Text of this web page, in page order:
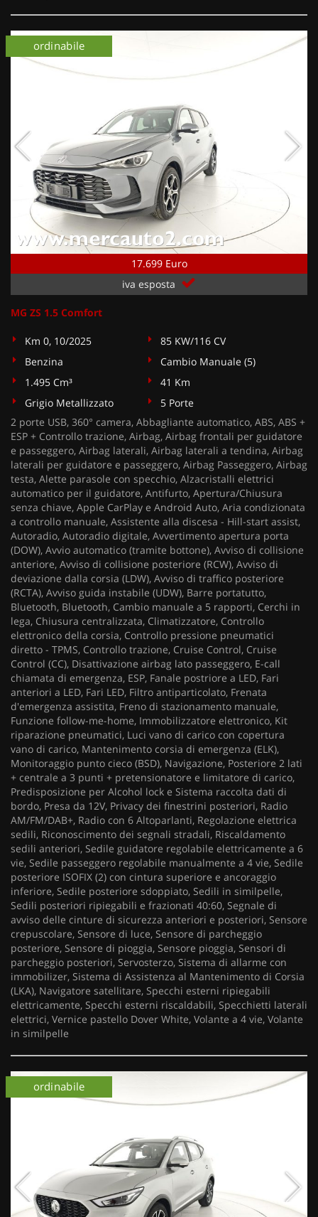
17.699 Euro
iva esposta
km 0 km 0
MG ZS 1.5 Comfort
Km 0, 10/2025
85 KW/116 CV
Benzina
Cambio Manuale (5)
1.495 Cm³
41 Km
Grigio Metallizzato
5 Porte
2 porte USB, 360° camera, Abbagliante automatico, ABS, ABS +
ESP + Controllo trazione, Airbag, Airbag frontali per guidatore
e passeggero, Airbag laterali, Airbag laterali a tendina, Airbag
laterali per guidatore e passeggero, Airbag Passeggero, Airbag
testa, Alette parasole con specchio, Alzacristalli elettrici
automatico per il guidatore, Antifurto, Apertura/Chiusura
senza chiave, Apple CarPlay e Android Auto, Aria condizionata
a controllo manuale, Assistente alla discesa - Hill-start assist,
Autoradio, Autoradio digitale, Avvertimento apertura porta
(DOW), Avvio automatico (tramite bottone), Avviso di collisione
anteriore, Avviso di collisione posteriore (RCW), Avviso di
deviazione dalla corsia (LDW), Avviso di traffico posteriore
(RCTA), Avviso guida instabile (UDW), Barre portatutto,
Bluetooth, Bluetooth, Cambio manuale a 5 rapporti, Cerchi in
lega, Chiusura centralizzata, Climatizzatore, Controllo
elettronico della corsia, Controllo pressione pneumatici
diretto - TPMS, Controllo trazione, Cruise Control, Cruise
Control (CC), Disattivazione airbag lato passeggero, E-call
chiamata di emergenza, ESP, Fanale postriore a LED, Fari
anteriori a LED, Fari LED, Filtro antiparticolato, Frenata
d'emergenza assistita, Freno di stazionamento manuale,
Funzione follow-me-home, Immobilizzatore elettronico, Kit
riparazione pneumatici, Luci vano di carico con copertura
vano di carico, Mantenimento corsia di emergenza (ELK),
Monitoraggio punto cieco (BSD), Navigazione, Posteriore 2 lati
+ centrale a 3 punti + pretensionatore e limitatore di carico,
Predisposizione per Alcohol lock e Sistema raccolta dati di
bordo, Presa da 12V, Privacy dei finestrini posteriori, Radio
AM/FM/DAB+, Radio con 6 Altoparlanti, Regolazione elettrica
sedili, Riconoscimento dei segnali stradali, Riscaldamento
sedili anteriori, Sedile guidatore regolabile elettricamente a 6
vie, Sedile passeggero regolabile manualmente a 4 vie, Sedile
posteriore ISOFIX (2) con cintura superiore e ancoraggio
inferiore, Sedile posteriore sdoppiato, Sedili in similpelle,
Sedili posteriori ripiegabili e frazionati 40:60, Segnale di
avviso delle cinture di sicurezza anteriori e posteriori, Sensore
crepuscolare, Sensore di luce, Sensore di parcheggio
posteriore, Sensore di pioggia, Sensore pioggia, Sensori di
parcheggio posteriori, Servosterzo, Sistema di allarme con
immobilizer, Sistema di Assistenza al Mantenimento di Corsia
(LKA), Navigatore satellitare, Specchi esterni ripiegabili
elettricamente, Specchi esterni riscaldabili, Specchietti laterali
elettrici, Vernice pastello Dover White, Volante a 4 vie, Volante
in similpelle
ordinabile